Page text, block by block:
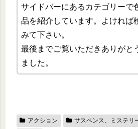
サイドバーにあるカテゴリーで
品を紹介しています。よければ
みて下さい。
最後までご覧いただきありがと
ました。
アクション サスペンス、ミステリ